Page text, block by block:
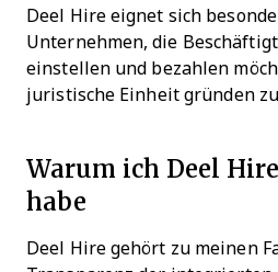
Deel Hire eignet sich
Unternehmen, die
einstellen und bezahlen
juristische Einheit gründen
Warum ich Deel
habe
Deel Hire gehört zu meinen